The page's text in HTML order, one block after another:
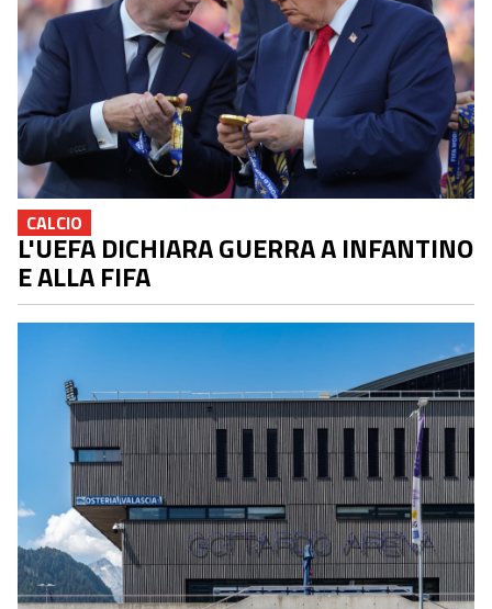
CALCIO
L'UEFA DICHIARA GUERRA A INFANTINO
E ALLA FIFA